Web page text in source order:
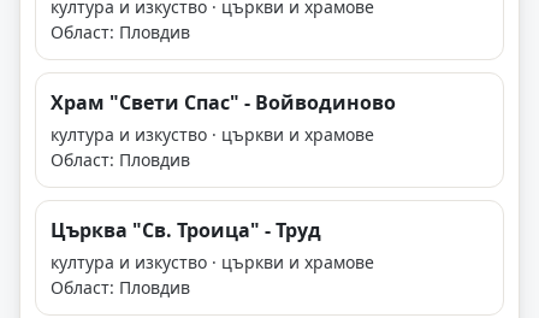
култура и изкуство · църкви и храмове
Област: Пловдив
Храм "Свети Спас" - Войводиново
култура и изкуство · църкви и храмове
Област: Пловдив
Църква "Св. Троица" - Труд
култура и изкуство · църкви и храмове
Област: Пловдив